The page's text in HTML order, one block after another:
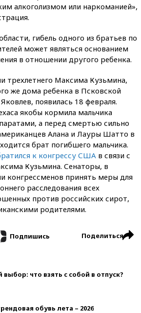
алкоголизмом или наркоманией»,
гибель одного из братьев по
может являться основанием
в отношении другого ребенка.
трехлетнего Максима Кузьмина,
же дома ребенка в Псковской
появилась 18 февраля.
якобы кормила мальчика
а перед смертью сильно
Алана и Лауры Шатто в
брат погибшего мальчика.
к конгрессу США в связи с
Кузьмина. Сенаторы, в
конгрессменов принять меры для
расследования всех
против российских сирот,
родителями.
Подпишись Поделиться
что взять с собой в отпуск?
обувь лета – 2026